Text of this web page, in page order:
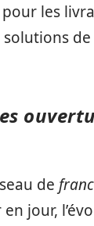
les
de
en jour,